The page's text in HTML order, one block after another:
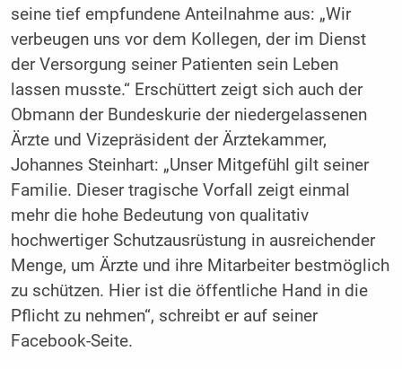
seine tief empfundene Anteilnahme aus: „Wir
verbeugen uns vor dem Kollegen, der im Dienst
der Versorgung seiner Patienten sein Leben
lassen musste.“ Erschüttert zeigt sich auch der
Obmann der Bundeskurie der niedergelassenen
Ärzte und Vizepräsident der Ärztekammer,
Johannes Steinhart: „Unser Mitgefühl gilt seiner
Familie. Dieser tragische Vorfall zeigt einmal
mehr die hohe Bedeutung von qualitativ
hochwertiger Schutzausrüstung in ausreichender
Menge, um Ärzte und ihre Mitarbeiter bestmöglich
zu schützen. Hier ist die öffentliche Hand in die
Pflicht zu nehmen“, schreibt er auf seiner
Facebook-Seite.